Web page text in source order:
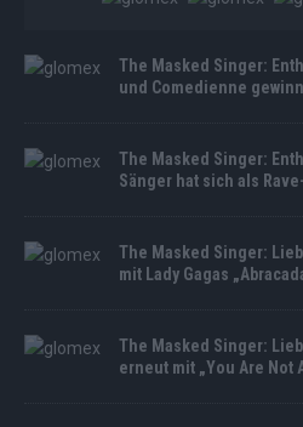
The Masked Singer:
und Comedienne
The Masked Singer:
Sänger hat sich als
The Masked Singer:
mit Lady Gagas
The Masked Singer:
erneut mit „You Are Not